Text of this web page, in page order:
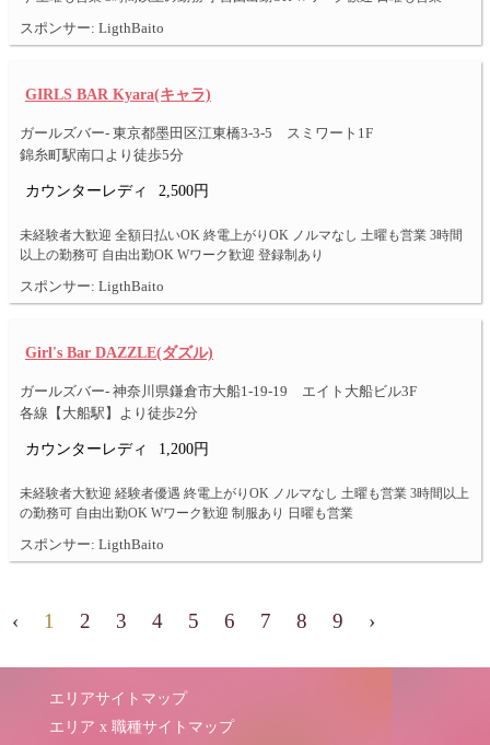
スポンサー: LigthBaito
GIRLS BAR Kyara(キャラ)
ガールズバー- 東京都墨田区江東橋3-3-5 スミワート1F
錦糸町駅南口より徒歩5分
カウンターレディ 2,500円
未経験者大歓迎 全額日払いOK 終電上がりOK ノルマなし 土曜も営業 3時間
以上の勤務可 自由出勤OK Wワーク歓迎 登録制あり
スポンサー: LigthBaito
Girl's Bar DAZZLE(ダズル)
ガールズバー- 神奈川県鎌倉市大船1-19-19 エイト大船ビル3F
各線【大船駅】より徒歩2分
カウンターレディ 1,200円
未経験者大歓迎 経験者優遇 終電上がりOK ノルマなし 土曜も営業 3時間以上
の勤務可 自由出勤OK Wワーク歓迎 制服あり 日曜も営業
スポンサー: LigthBaito
‹ 1 2 3 4 5 6 7 8 9 ›
エリアサイトマップ
エリア x 職種サイトマップ